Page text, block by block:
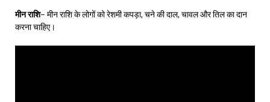
मीन राशि– मीन राशि के लोगों को रेशमी कपड़ा, चने की दाल, चावल और तिल का दान
करना चाहिए।